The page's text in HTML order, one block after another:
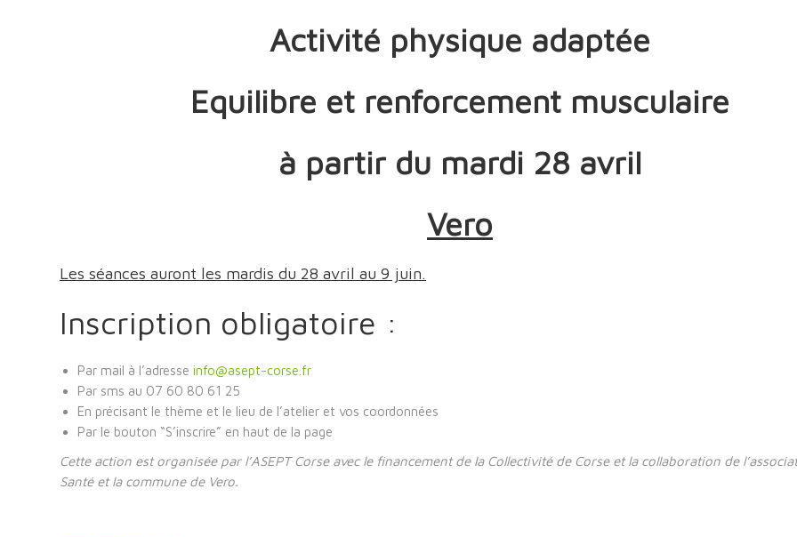
Activité physique adaptée
Equilibre et renforcement musculaire
à partir du mardi 28 avril
Vero
Les séances auront les mardis du 28 avril au 9 juin.
Inscription obligatoire :
Par mail à l’adresse info@asept-corse.fr
Par sms au 07 60 80 61 25
En précisant le thème et le lieu de l’atelier et vos coordonnées
Par le bouton “S’inscrire” en haut de la page
Cette action est organisée par l’ASEPT Corse avec le financement de la Collectivité de Corse et la collaboration de
Santé et la commune de Vero.